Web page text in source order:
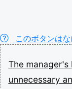
このボタンはな
The manager's
unnecessary